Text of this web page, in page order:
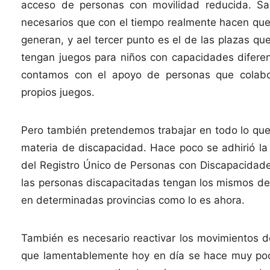
acceso de personas con movilidad reducida.
necesarios que con el tiempo realmente hacen
generan, y ael tercer punto es el de las plazas
tengan juegos para niños con capacidades
contamos con el apoyo de personas que
propios juegos.
Pero también pretendemos trabajar en todo lo
materia de discapacidad. Hace poco se adhirió
del Registro Único de Personas con
las personas discapacitadas tengan los mismos
en determinadas provincias como lo es ahora.
También es necesario reactivar los movimientos
que lamentablemente hoy en día se hace muy